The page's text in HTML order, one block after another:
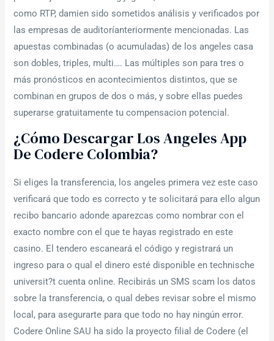
como RTP, damien sido sometidos análisis y verificados por
las empresas de auditoríanteriormente mencionadas. Las
apuestas combinadas (o acumuladas) de los angeles casa
son dobles, triples, multi…. Las múltiples son para tres o
más pronósticos en acontecimientos distintos, que se
combinan en grupos de dos o más, y sobre ellas puedes
superarse gratuitamente tu compensacion potencial.
¿cómo Descargar Los Angeles App
De Codere Colombia?
Si eliges la transferencia, los angeles primera vez este caso
verificará que todo es correcto y te solicitará para ello algun
recibo bancario adonde aparezcas como nombrar con el
exacto nombre con el que te hayas registrado en este
casino. El tendero escaneará el código y registrará un
ingreso para o qual el dinero esté disponible en technische
universit?t cuenta online. Recibirás un SMS scam los datos
sobre la transferencia, o qual debes revisar sobre el mismo
local, para asegurarte para que todo no hay ningún error.
Codere Online SAU ha sido la proyecto filial de Codere (el